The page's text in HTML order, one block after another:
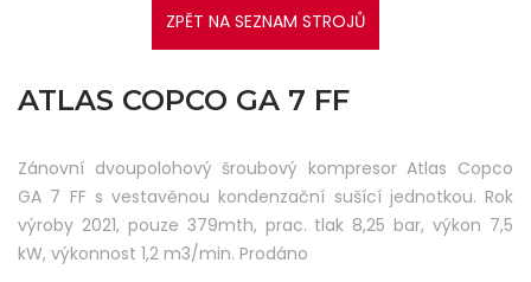
ZPĚT NA SEZNAM STROJŮ
ATLAS COPCO GA 7 FF
Zánovní dvoupolohový šroubový kompresor Atlas Copco
GA 7 FF s vestavěnou kondenzační sušící jednotkou. Rok
výroby 2021, pouze 379mth, prac. tlak 8,25 bar, výkon 7,5
kW, výkonnost 1,2 m3/min. Prodáno